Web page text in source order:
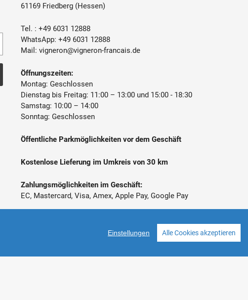
61169 Friedberg (Hessen)
Tel. : +49 6031 12888
WhatsApp: +49 6031 12888
Mail: vigneron@vigneron-francais.de
Öffnungszeiten:
Montag: Geschlossen
Dienstag bis Freitag: 11:00 – 13:00 und 15:00 - 18:30
Samstag: 10:00 – 14:00
Sonntag: Geschlossen
Öffentliche Parkmöglichkeiten vor dem Geschäft
Kostenlose Lieferung im Umkreis von 30 km
Zahlungsmöglichkeiten im Geschäft:
EC, Mastercard, Visa, Amex, Apple Pay, Google Pay
Einstellungen Alle Cookies akzeptieren